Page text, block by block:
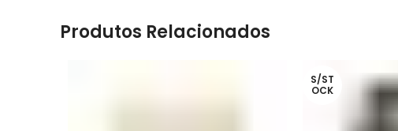
Produtos Relacionados
S/ST
OCK